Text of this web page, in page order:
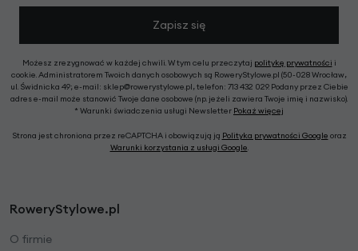
Zapisz się
Możesz zrezygnować w każdej chwili. W tym celu przeczytaj politykę prywatności i
cookie. Administratorem Twoich danych osobowych są RoweryStylowe.pl (50-028 Wrocław,
ul. Świdnicka 49; e-mail: sklep@rowerystylowe.pl, telefon: 713 432 029. Podany przez Ciebie
adres e-mail może stanowić Twoje dane osobowe (np. jeżeli zawiera Twoje imię i nazwisko).
* Warunki świadczenia usługi Newsletter Pokaż więcej
Strona jest chroniona przez reCAPTCHA i obowiązują ją Polityka prywatności Google oraz
Warunki korzystania z usługi Google.
RoweryStylowe.pl
O firmie